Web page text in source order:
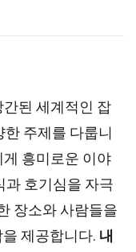
된 세계적인 잡
한 주제를 다룹니
흥미로운 이야
과 호기심을 자극
장소와 사람들을
제공합니다. 내